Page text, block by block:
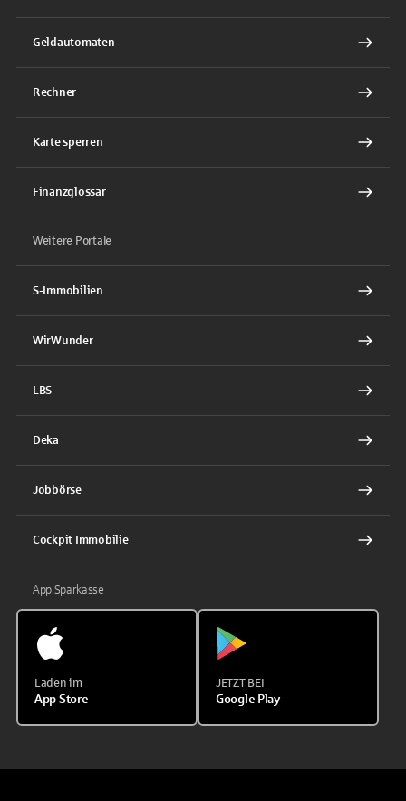
Geldautomaten
Rechner
Karte sperren
Finanzglossar
Weitere Portale
S-Immobilien
WirWunder
LBS
Deka
Jobbörse
Cockpit Immobilie
App Sparkasse
Laden im
App Store
JETZT BEI
Google Play